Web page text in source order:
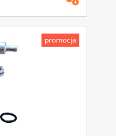
promocja